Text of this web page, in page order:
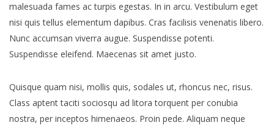
malesuada fames ac turpis egestas. In in arcu. Vestibulum eget
nisi quis tellus elementum dapibus. Cras facilisis venenatis libero.
Nunc accumsan viverra augue. Suspendisse potenti.
Suspendisse eleifend. Maecenas sit amet justo.
Quisque quam nisi, mollis quis, sodales ut, rhoncus nec, risus.
Class aptent taciti sociosqu ad litora torquent per conubia
nostra, per inceptos himenaeos. Proin pede. Aliquam neque